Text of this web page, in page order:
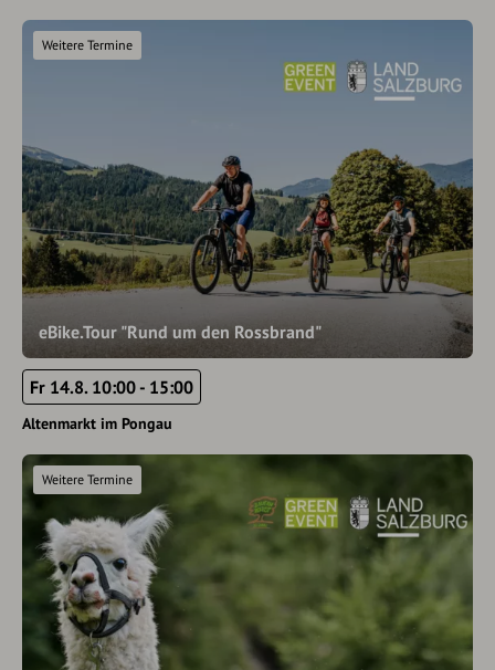
eBike.Tour "Rund um den Rossbrand"
Weitere Termine
Fr 14.8. 10:00 - 15:00
Altenmarkt im Pongau
Weitere Termine